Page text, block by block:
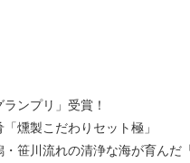
ンプリ」受賞！
燻製こだわりセット極」
笹川流れの清浄な海が育ん